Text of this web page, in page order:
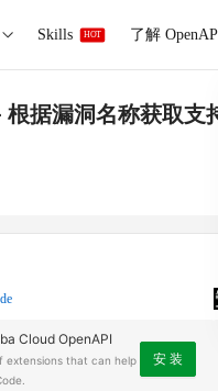
Skills HOT 了解
根据漏洞名称获取支
Cloud OpenAPI
extensions that can help
安 装